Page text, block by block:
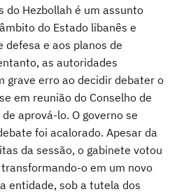
do Hezbollah é um assunto
do Estado libanês e
e aos planos de
as autoridades
grave erro ao decidir debater o
em reunião do Conselho de
aprová-lo. O governo se
foi acalorado. Apesar da
da sessão, o gabinete votou
o em um novo
entidade, sob a tutela dos